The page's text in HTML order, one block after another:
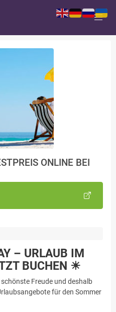
ONLINE BEI
– URLAUB IM
BUCHEN ☀
Freude und deshalb
für den Sommer